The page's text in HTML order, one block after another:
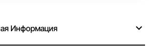
Информация